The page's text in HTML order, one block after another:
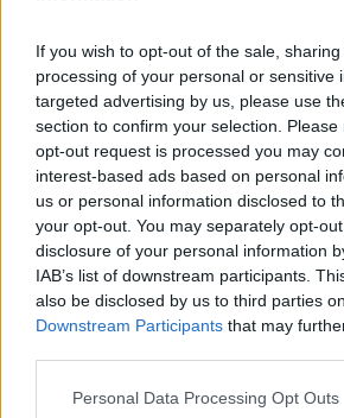
If you wish to opt-out of the sale,
processing of your personal or sensitive
targeted advertising by us, please use
section to confirm your selection.
opt-out request is processed you may
interest-based ads based on personal
us or personal information disclosed to
your opt-out. You may separately opt-
disclosure of your personal information
IAB’s list of downstream participants.
also be disclosed by us to third parties
Downstream Participants that may
Personal Data Processing Opt Outs
Louise lockade
Hylander till
Hasslöv: "Är
jättenöjd"
Svårt att locka
Hasslövsborna till Under
Solen-festivalen.
Från
Nu ska
klara